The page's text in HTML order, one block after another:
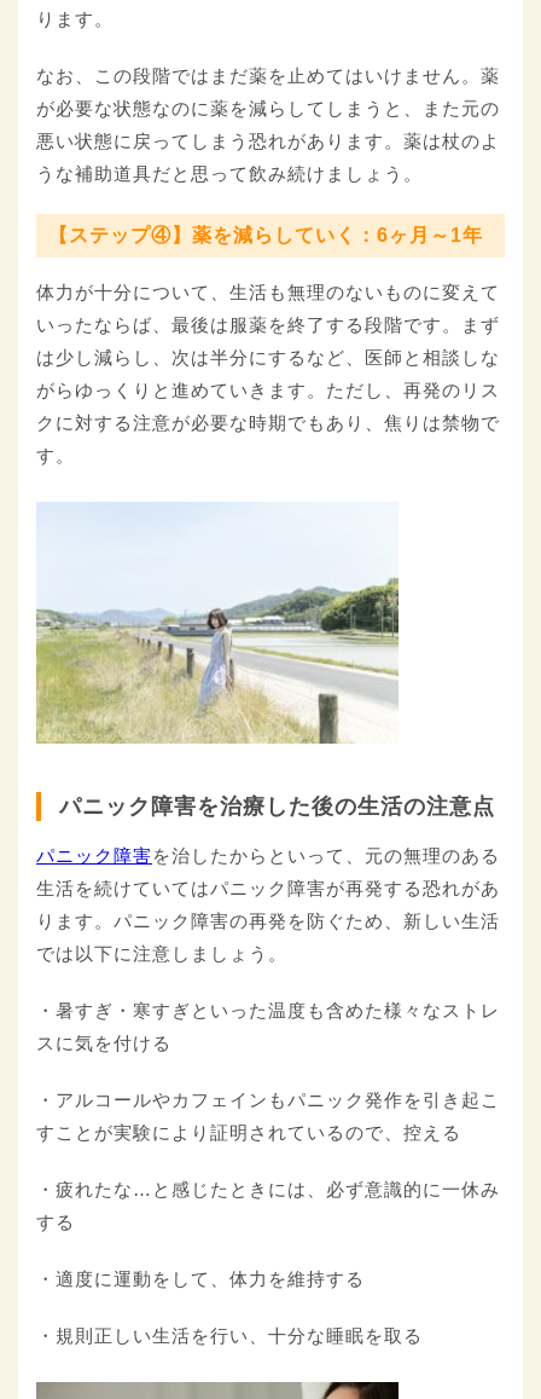
ります。
なお、この段階ではまだ薬を止めてはいけません。薬
が必要な状態なのに薬を減らしてしまうと、また元の
悪い状態に戻ってしまう恐れがあります。薬は杖のよ
うな補助道具だと思って飲み続けましょう。
【ステップ④】薬を減らしていく：6ヶ月～1年
体力が十分について、生活も無理のないものに変えて
いったならば、最後は服薬を終了する段階です。まず
は少し減らし、次は半分にするなど、医師と相談しな
がらゆっくりと進めていきます。ただし、再発のリス
クに対する注意が必要な時期でもあり、焦りは禁物で
す。
パニック障害を治療した後の生活の注意点
パニック障害を治したからといって、元の無理のある
生活を続けていてはパニック障害が再発する恐れがあ
ります。パニック障害の再発を防ぐため、新しい生活
では以下に注意しましょう。
・暑すぎ・寒すぎといった温度も含めた様々なストレ
スに気を付ける
・アルコールやカフェインもパニック発作を引き起こ
すことが実験により証明されているので、控える
・疲れたな…と感じたときには、必ず意識的に一休み
する
・適度に運動をして、体力を維持する
・規則正しい生活を行い、十分な睡眠を取る